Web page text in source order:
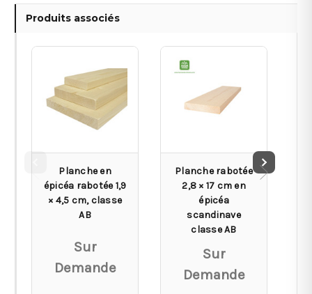
Produits associés
Planche en
épicéa rabotée 1,9
× 4,5 cm, classe
AB
Sur
Demande
Planche rabotée
2,8 × 17 cm en
épicéa
scandinave
classe AB
Sur
Demande